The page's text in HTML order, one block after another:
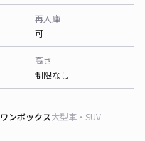
再入庫
可
高さ
制限なし
ワンボックス大型車・SUV